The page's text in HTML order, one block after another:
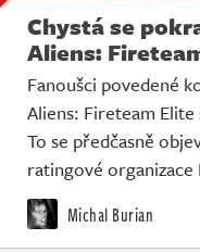
Chystá se
Aliens:
Fanoušci povedené
Aliens: Fireteam
To se předčasně
ratingové organizace
Michal Burian